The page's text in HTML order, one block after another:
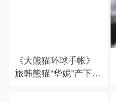
《大熊猫环球手帐》
旅韩熊猫“华妮”产下一